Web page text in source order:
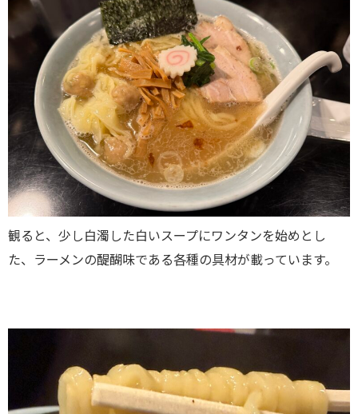
観ると、少し白濁した白いスープにワンタンを始めとし
た、ラーメンの醍醐味である各種の具材が載っています。